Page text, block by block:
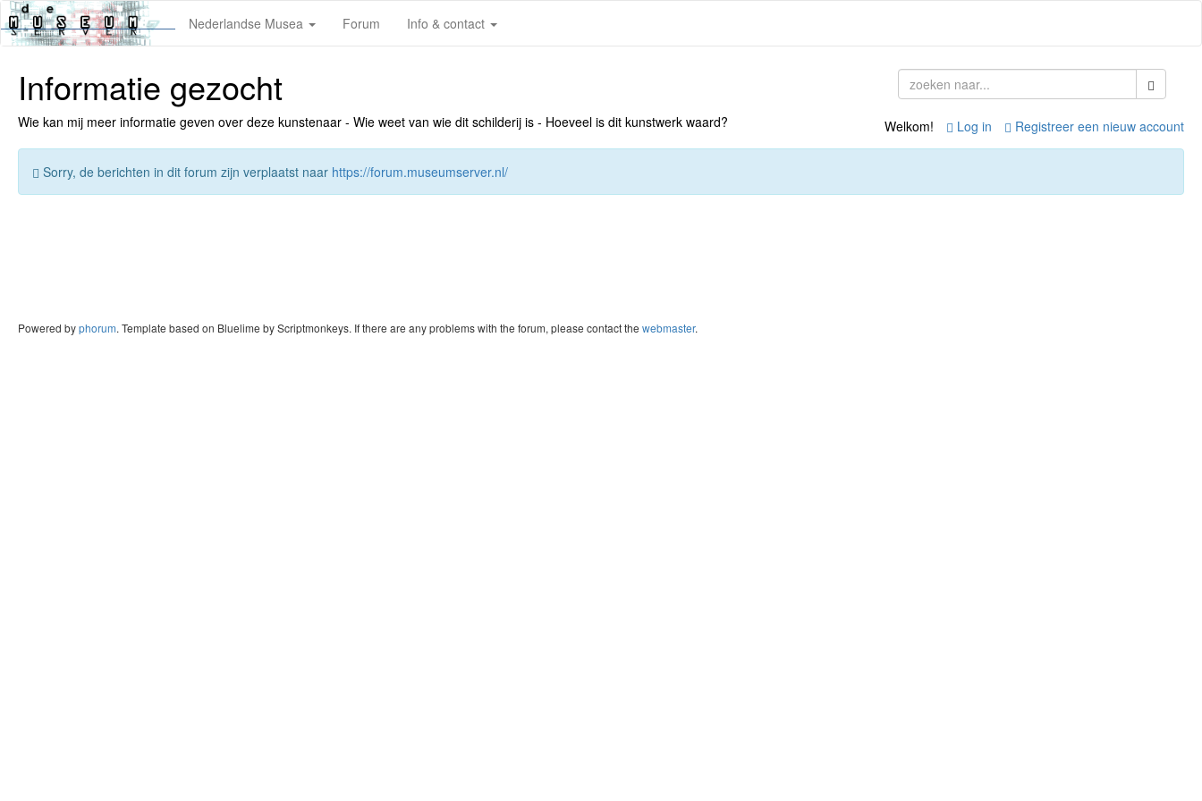
Nederlandse Musea Forum Info & contact
Welkom! Log in Registreer een nieuw account
Informatie gezocht
Wie kan mij meer informatie geven over deze kunstenaar - Wie weet van wie dit schilderij is - Hoeveel is dit kunstwerk waard?
Sorry, de berichten in dit forum zijn verplaatst naar https://forum.museumserver.nl/
Powered byphorum. Template based on Bluelime by Scriptmonkeys. If there are any problems with the forum, please contact the webmaster.